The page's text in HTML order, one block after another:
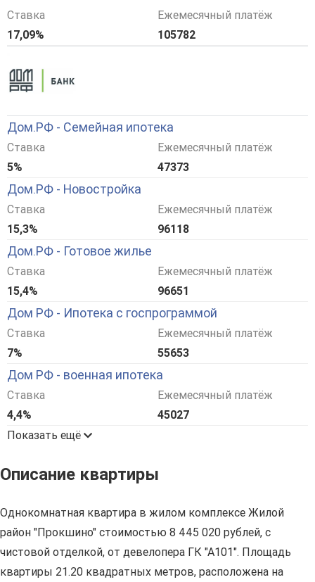
Ставка
17,09%
Ежемесячный платёж
105782
Дом.РФ - Семейная ипотека
Ставка
5%
Ежемесячный платёж
47373
Дом.РФ - Новостройка
Ставка
15,3%
Ежемесячный платёж
96118
Дом.РФ - Готовое жилье
Ставка
15,4%
Ежемесячный платёж
96651
Дом РФ - Ипотека с госпрограммой
Ставка
7%
Ежемесячный платёж
55653
Дом РФ - военная ипотека
Ставка
4,4%
Ежемесячный платёж
45027
Показать ещё
Описание квартиры
Однокомнатная квартира в жилом комплексе Жилой
район "Прокшино" стоимостью 8 445 020 рублей, с
чистовой отделкой, от девелопера ГК "А101". Площадь
квартиры 21.20 квадратных метров, расположена на